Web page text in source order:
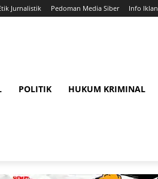
Jurnalistik Pedoman Media Siber Info Iklan
POLITIK HUKUM KRIMINAL